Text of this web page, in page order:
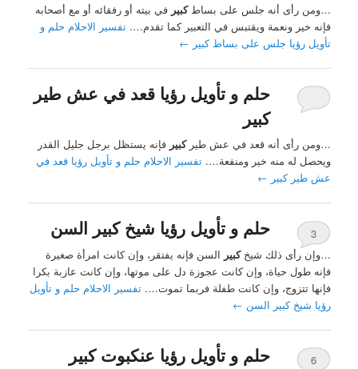
…ومن رأى أنه جلس على بساطكبير في بيته أو رفقائه أو مع أصحابه
فإنه خير ونعمة ويقتبس في التعبير كما تقدم….تفسير الاحلام حلم و
تأويل رؤيا جلس على بساط كبير ←
حلم و تأويل رؤيا قعد في عش طير
كبير
…ومن رأى أنه قعد في عش طيركبير فإنه يستظل برجل جليل القدر
ويحصل له منه خير ومنفعة….تفسير الاحلام حلم و تأويل رؤيا قعد في
عش طير كبير ←
حلم و تأويل رؤيا شيخ كبير السن
3
…وإن رأى ذلك شيخكبير السن فإنه يفتقر، وإن كانت امرأة صغيرة
فإنه طول حياة، وإن كانت عجوزة دل على موتها، وإن كانت عازبة بكرا
فإنها تتزوج، وإن كانت طفلة فربما تموت….تفسير الاحلام حلم و تأويل
رؤيا شيخ كبير السن ←
حلم و تأويل رؤيا عنكبوت كبير
6